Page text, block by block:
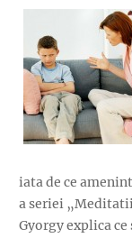
iata de ce
a seriei
Gyorgy explica